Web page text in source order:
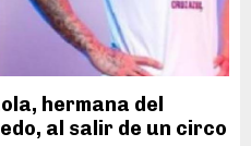
hermana del
al salir de un circo